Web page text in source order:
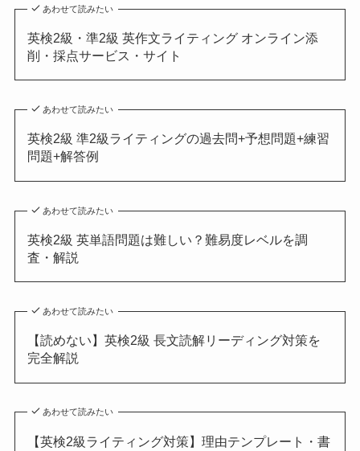
あわせて読みたい
英検2級・準2級 英作文ライティング オンライン添
削・採点サービス・サイト
あわせて読みたい
英検2級 準2級ライティングの過去問+予想問題+練習
問題+解答例
あわせて読みたい
英検2級 英単語問題は難しい？難易度レベルを調
査・解説
あわせて読みたい
【読めない】英検2級 長文読解リーディング対策を
完全解説
あわせて読みたい
【英検2級ライティング対策】理由テンプレート・書